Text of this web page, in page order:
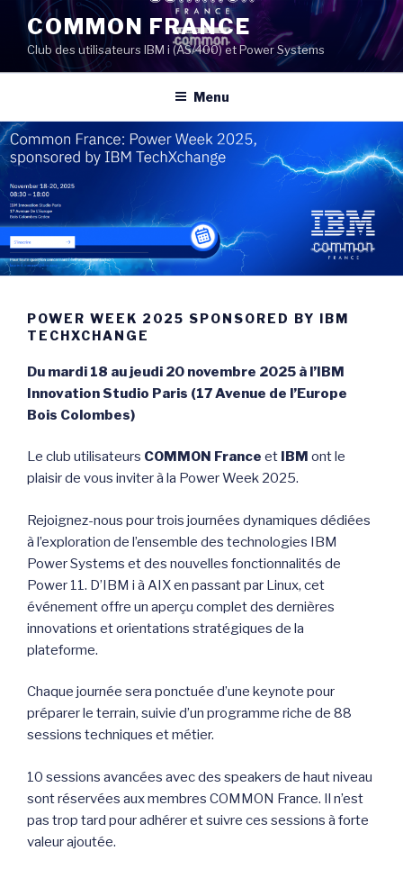
contenu
principal
COMMON FRANCE
Club des utilisateurs IBM i (AS/400) et Power Systems
Menu
POWER WEEK 2025 SPONSORED BY IBM
TECHXCHANGE
Du mardi 18 au jeudi 20 novembre 2025 à l’IBM
Innovation Studio Paris (17 Avenue de l’Europe
Bois Colombes)
Le club utilisateurs COMMON France et IBM ont le
plaisir de vous inviter à la Power Week 2025.
Rejoignez-nous pour trois journées dynamiques dédiées
à l’exploration de l’ensemble des technologies IBM
Power Systems et des nouvelles fonctionnalités de
Power 11. D’IBM i à AIX en passant par Linux, cet
événement offre un aperçu complet des dernières
innovations et orientations stratégiques de la
plateforme.
Chaque journée sera ponctuée d’une keynote pour
préparer le terrain, suivie d’un programme riche de 88
sessions techniques et métier.
10 sessions avancées avec des speakers de haut niveau
sont réservées aux membres COMMON France. Il n’est
pas trop tard pour adhérer et suivre ces sessions à forte
valeur ajoutée.